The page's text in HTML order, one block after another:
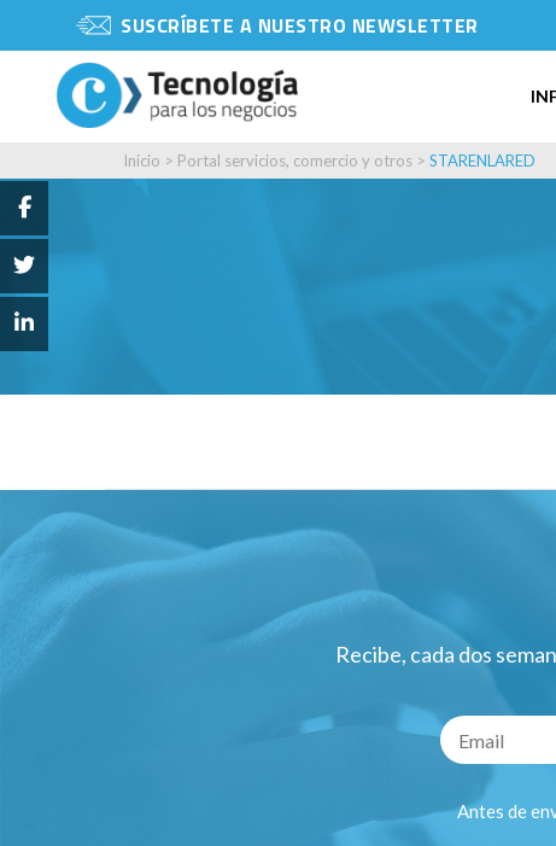
SUSCRÍBETE A NUESTRO NEWSLETTER
Inicio > Portal servicios, comercio y otros > STARENLARED
Recibe, cada dos
Antes de